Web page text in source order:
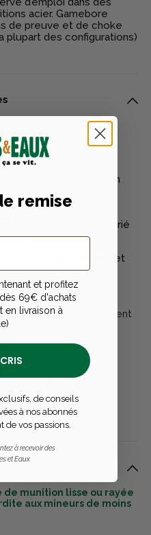
acier. Gamebore
de preuve et de choke
plupart des configurations)
Gold Steel cal20.
acier(non toxique)
dérivé) — protection
hydrosoluble
(acier « soft steel » trié
:
et
haute constance).
density) — chargement
.
; utiliser
compatibles (vérifier
de munition lisse ou rayée
aux mineurs de moins
remise
et profitez
69€ d'achats
en livraison à
de conseils
à nos abonnés
vos passions.
à recevoir des
et Eaux